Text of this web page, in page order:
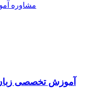
مشاوره
آموزش تخصصی